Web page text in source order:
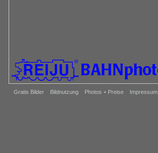
Gratis Bilder Bildnutzung Photos + Preise Impressum